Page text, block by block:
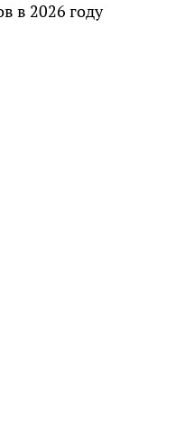
в 2026 году